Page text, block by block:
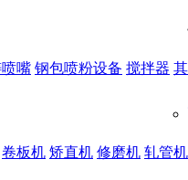
嘴 钢包喷粉设备 搅拌器
卷板机 矫直机 修磨机 轧管机